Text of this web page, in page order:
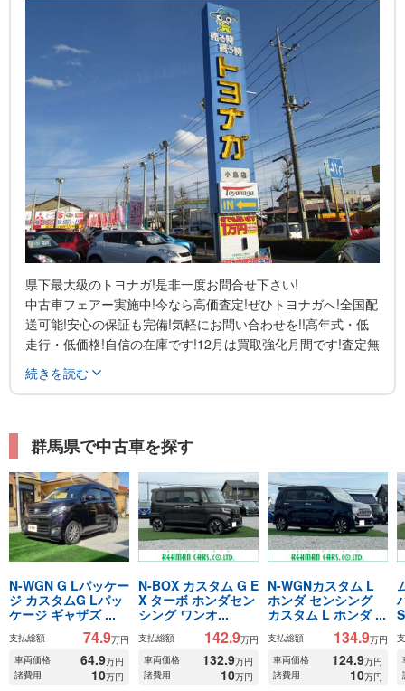
★ゲストルームも完備しておりますので、整備・点検の待ち時
間もゆっくりごくつろぎいただけます。
日本一暑い館林ですが、のどかで良いところです。お気軽にお
立ち寄りください。
★雰囲気の良いゲストルームで、ご商談やご相談、車以外のお
話もお楽しみください。
県下最大級のトヨナガ!是非一度お問合せ下さい!
中古車フェアー実施中!今なら高価査定!ぜひトヨナガへ!全国配
送可能!安心の保証も完備!気軽にお問い合わせを!!高年式・低
走行・低価格!自信の在庫です!12月は買取強化月間です!査定無
料!是非ご来店下さい!
車検・整備はもちろん、板金から塗装まで一貫したメンテナン
ドバンテージです。
工場内には4輪アライメントテスターやペイントマスターとい
った他社に先駆けた最新設備を導入。
お客さまの信頼に応えるハイレベルなサービスを提供してい
ます。
また、新設の工場は愛車の整備状況がひと目でわかるようシー
スルー型になっています。
続きを読む
群馬県で中古車を探す
N-WGN G Lパッケー
ジ カスタムG Lパッ
ケージ ギャザズ ...
支払総額 74.9万円
車両価格
64.9万円
諸費用
10万円
N-BOX カスタム G E
X ターボ ホンダセン
シング ワンオ...
支払総額 142.9万円
車両価格
132.9万円
諸費用
10万円
N-WGNカスタム L
ホンダ センシング
カスタム L ホンダ ...
支払総額 134.9万円
車両価格
124.9万円
諸費用
10万円